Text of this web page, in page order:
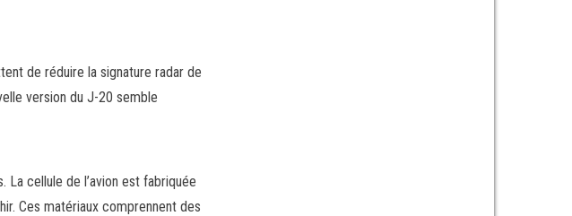
de réduire la signature radar de
version du J-20 semble
cellule de l’avion est fabriquée
Ces matériaux comprennent des